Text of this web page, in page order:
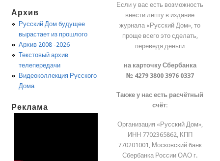
Архив
Русский Дом будущее
вырастает из прошлого
Архив 2008 -2026
Текстовый архив
телепередачи
Видеоколлекция Русского
Дома
Реклама
Если у вас есть возможность
внести лепту в издание
журнала «Русский Дом», то
проще всего это сделать,
переведя деньги
на карточку Сбербанка
№ 4279 3800 3976 0337
Также у нас есть расчётный
счёт:
Организация «Русский Дом»,
ИНН 7702365862, КПП
770201001, Московский банк
Сбербанка России ОАО г.